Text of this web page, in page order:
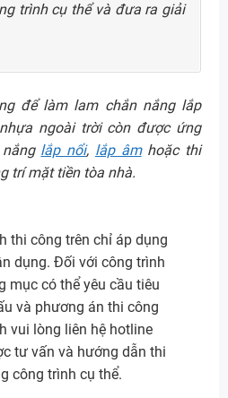
trình cụ thể và đưa ra giải
để làm lam chắn nắng lắp
ngoài trời còn được ứng
lắp nổi, lắp âmhoặc thi
trí mặt tiền tòa nhà.
thi công trên chỉ áp dụng
dụng. Đối với công trình
mục có thể yêu cầu tiêu
và phương án thi công
vui lòng liên hệ hotline
tư vấn và hướng dẫn thi
công trình cụ thể.